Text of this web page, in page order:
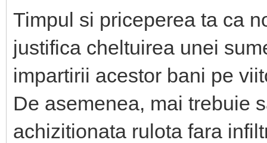
Timpul si priceperea ta ca
justifica cheltuirea unei
impartirii acestor bani pe
De asemenea, mai trebuie
achizitionata rulota fara